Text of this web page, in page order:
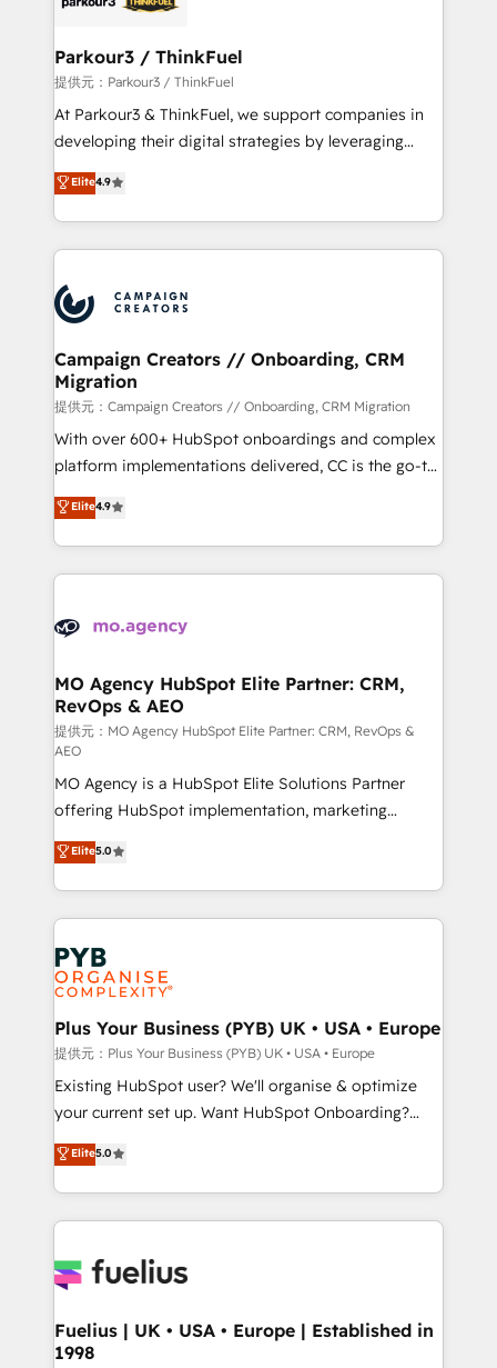
companies scale faster and smarter. 🔹 BOOMS:
Demand generation for all your buyers With BOOMS,
you invest in 100% of your buyers, accelerating your
growth and positioning yourself as an undisputed
transformation process A methodology designed to
implement HubSpot effectively and optimize your
record of business transformation, our growth-first
approach has helped brands dominate their
Parkour3 / ThinkFuel
提供元：Parkour3 / ThinkFuel
At Parkour3 & ThinkFuel, we support companies in
developing their digital strategies by leveraging
technologies and automating their marketing and
sales processes to generate growth. Our offer spans
from Strategy to Operations. We specialize in CRM
onboarding and implementation, web design, sales
extensive experience working with tech companies
and manufacturers since 2002, we are committed to
empowering our clients and developing their
autonomy. Get to grips with HubSpot through
guided implementation and seamless integration of
the CRM platform into your digital ecosystem. Would
you like support in deploying your inbound
to your needs and sales objectives. With 125+
certifications, we are part of the most certified
services are offered in both English & French.
Elite4.9
Campaign Creators // Onboarding, CRM
Migration
提供元：Campaign Creators // Onboarding, CRM Migration
With over 600+ HubSpot onboardings and complex
platform implementations delivered, CC is the go-to
Elite Solutions Partner for businesses ready to
migrate, replatform, and scale smarter. We specialize
in high-impact CRM and CMS migrations and
onboarding from platforms like Salesforce, NetSuite,
WordPress and legacy CRMs, turning fragmented
architectures that accelerate revenue operations and
performance. - Multi-object CRM migration, cleanup,
and implementation. - Pre-built and custom
integrations across your full tech stack. - Custom
object setup, CMS builds, and full-funnel automation.
- Dashboards, lifecycle campaigns, and lead
nurturing sequences. - Cross-hub setup across
Marketing, Sales, Operations, and Service Hubs. -
Ongoing optimization, managed support, and
scalable retainers. Let’s make HubSpot your most
powerful growth engine. Built to convert, scale, and
drive results.
Elite4.9
MO Agency HubSpot Elite Partner: CRM,
RevOps & AEO
提供元：MO Agency HubSpot Elite Partner: CRM, RevOps &
AEO
MO Agency is a HubSpot Elite Solutions Partner
offering HubSpot implementation, marketing
automation, CRM and RevOps consulting, data
architecture, sales enablement, lifecycle automation,
lead scoring and revenue reporting. HubSpot,
Salesforce and integrated enterprise stacks. Digital
Marketing, Answer Engine Optimisation, and
Generative Engine Optimisation (AI Search),
HubSpot Content Hub, WordPress development,
B2B SEO, paid media, and content. We work with
enterprise and growth-led companies across
technology, professional services, financial services
and industrial sectors. Offices in Johannesburg, Cape
implementations delivered. AI visibility coverage
across ChatGPT, Claude, Perplexity, Gemini and
Innovation HubSpot Impact Award - Platform
Migration Excellence HubSpot Impact Award -
professionals.
Elite5.0
Plus Your Business (PYB) UK • USA • Europe
提供元：Plus Your Business (PYB) UK • USA • Europe
Existing HubSpot user? We'll organise & optimize
your current set up. Want HubSpot Onboarding?
We'll customise your CRM & automate your business
processes. Welcome to our Profile! We can help
with... • CRM implementation, reports & workflows,
and team training • CRM migration: Salesforce,
Custom API integrations A little about us... • Boutique
for Sales Hub, Marketing Hub, Service Hub, Data
Hub and Website (CMS) • ISO/IEC 27001:2022, ISO
Elite5.0
Fuelius | UK • USA • Europe | Established in
1998